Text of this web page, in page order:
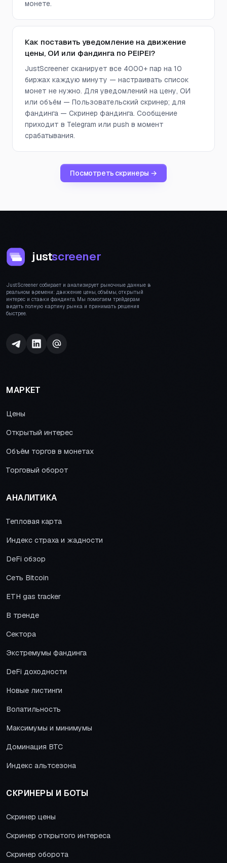
монете.
Как поставить уведомление на движение
цены, ОИ или фандинга по PEIPEI?
JustScreener сканирует все 4000+ пар на 10
биржах каждую минуту — настраивать список
монет не нужно. Для уведомлений на цену, ОИ
или объём — Пользовательский скринер; для
фандинга — Скринер фандинга. Сообщение
приходит в Telegram или push в момент
срабатывания.
Посмотреть скринеры →
justscreener
JustScreener собирает и анализирует рыночные данные в
реальном времени: движение цены, объёмы, открытый
интерес и ставки фандинга. Мы помогаем трейдерам
видеть полную картину рынка и принимать решения
быстрее.
МАРКЕТ
Цены
Открытый интерес
Объём торгов в монетах
Торговый оборот
АНАЛИТИКА
Тепловая карта
Индекс страха и жадности
DeFi обзор
Сеть Bitcoin
ETH gas tracker
В тренде
Сектора
Экстремумы фандинга
DeFi доходности
Новые листинги
Волатильность
Максимумы и минимумы
Доминация BTC
Индекс альтсезона
СКРИНЕРЫ И БОТЫ
Скринер цены
Скринер открытого интереса
Скринер оборота